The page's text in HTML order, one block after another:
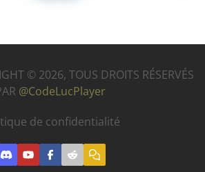
© 2026, TOUS DROITS RÉSERVÉS
@CodeLucPlayer
de confidentialité